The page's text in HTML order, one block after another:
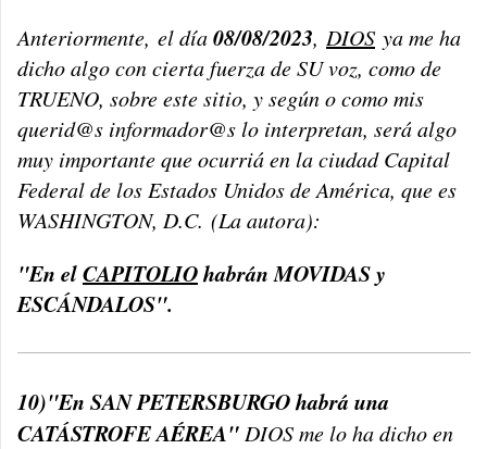
Anteriormente, el día08/08/2023, DIOS ya me ha
dicho algo con cierta fuerza de SU voz, como de
TRUENO, sobre este sitio, y según o como mis
querid@s informador@s lo interpretan, será algo
muy importante que ocurriá en la ciudad Capital
Federal de los Estados Unidos de América, que es
WASHINGTON, D.C. (La autora):
"En elCAPITOLIOhabrán MOVIDAS y
ESCÁNDALOS".
10)"En SAN PETERSBURGO habrá una
CATÁSTROFE AÉREA" DIOS me lo ha dicho en